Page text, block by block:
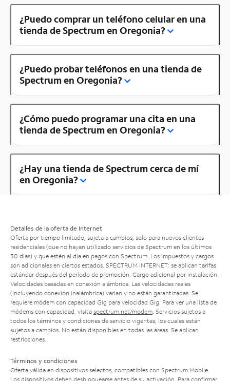
¿Puedo comprar un teléfono celular en una
tienda de Spectrum en Oregonia?
¿Puedo probar teléfonos en una tienda de
Spectrum en Oregonia?
¿Cómo puedo programar una cita en una
tienda de Spectrum en Oregonia?
¿Hay una tienda de Spectrum cerca de mí
en Oregonia?
Detalles de la oferta de Internet
Oferta por tiempo limitado; sujeta a cambios; solo para nuevos clientes
residenciales (que no hayan utilizado servicios de Spectrum en los últimos
30 días) y que estén al día en pagos con Spectrum. Los impuestos y cargos
son adicionales en ciertos estados. SPECTRUM INTERNET: se aplican tarifas
estándar después del período de promoción. Cargo adicional por instalación.
Velocidades basadas en conexión alámbrica. Las velocidades reales
(incluyendo conexión inalámbrica) varían y no están garantizadas. Se
requiere módem con capacidad Gig para velocidad Gig. Para ver una lista de
módems con capacidad, visita spectrum.net/modem . Servicios sujetos a
todos los términos y condiciones de servicio vigentes, los cuales están
sujetos a cambios. No están disponibles en todas las áreas. Se aplican
restricciones.
Términos y condiciones
Oferta válida en dispositivos selectos, compatibles con Spectrum Mobile.
Los dispositivos deben desbloquearse antes de su activación. Para confirmar